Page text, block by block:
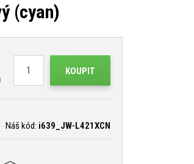
(cyan)
KOUPIT
Náš kód: i639_JW-L421XCN